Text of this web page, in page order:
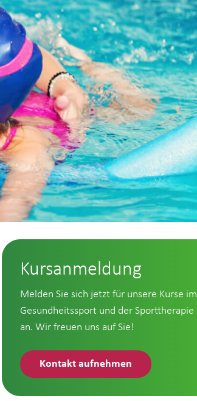
Kursanmeldung
Melden Sie sich jetzt für unsere Kurse im
Gesundheitssport und der Sporttherapie
an. Wir freuen uns auf Sie!
Kontakt aufnehmen